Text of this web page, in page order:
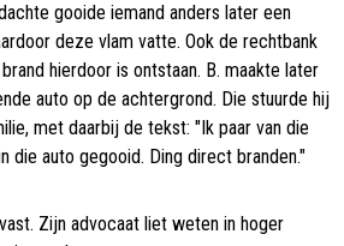
gooide iemand anders later een
deze vlam vatte. Ook de rechtbank
hierdoor is ontstaan. B. maakte later
auto op de achtergrond. Die stuurde hij
met daarbij de tekst: "Ik paar van die
die auto gegooid. Ding direct branden."
Zijn advocaat liet weten in hoger